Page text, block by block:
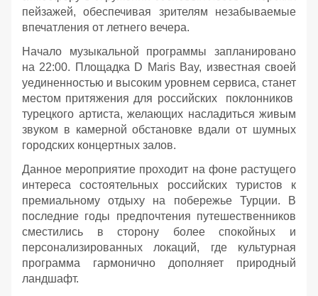
пейзажей, обеспечивая зрителям незабываемые
впечатления от летнего вечера.
Начало музыкальной программы запланировано
на 22:00. Площадка D Maris Bay, известная своей
уединенностью и высоким уровнем сервиса, станет
местом притяжения для российских поклонников
турецкого артиста, желающих насладиться живым
звуком в камерной обстановке вдали от шумных
городских концертных залов.
Данное мероприятие проходит на фоне растущего
интереса состоятельных российских туристов к
премиальному отдыху на побережье Турции. В
последние годы предпочтения путешественников
сместились в сторону более спокойных и
персонализированных локаций, где культурная
программа гармонично дополняет природный
ландшафт.